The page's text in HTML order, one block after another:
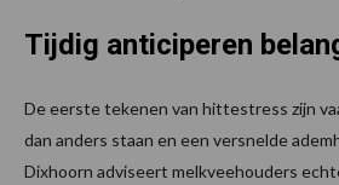
Tijdig anticiperen
De eerste tekenen van hittestress zijn
dan anders staan en een versnelde
Dixhoorn adviseert melkveehouders